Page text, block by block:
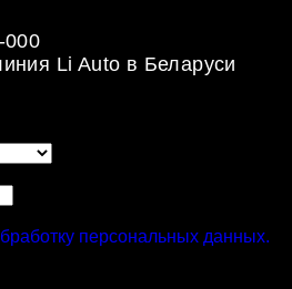
000
Li Auto в Беларуси
персональных данных.